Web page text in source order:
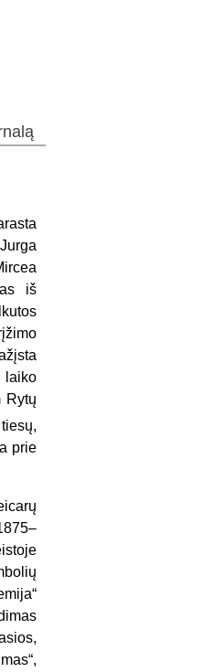
iš
laiko
Rytų
prie